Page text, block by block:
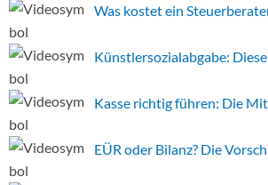
Was kostet ein
Künstlersozialabgabe:
Kasse richtig führen: Die
EÜR oder Bilanz? Die